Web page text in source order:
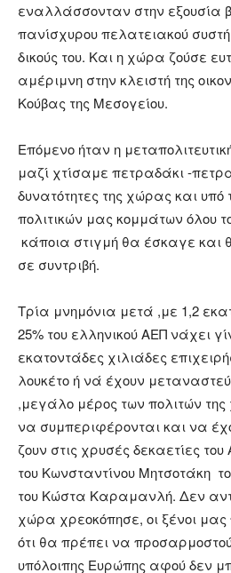
εναλλάσσονταν στην εξουσία
πανίσχυρου πελατειακού
δικούς του. Και η χώρα ζούσε
αμέριμνη στην κλειστή της
Κούβας της Μεσογείου.
Επόμενο ήταν η
μαζί χτίσαμε πετραδάκι -
δυνατότητες της χώρας και υπό
πολιτικών μας κομμάτων όλου
κάποια στιγμή θα έσκαγε και
σε συντριβή.
Τρία μνημόνια μετά ,με 1,2
25% του ελληνικού ΑΕΠ νάχει
εκατοντάδες χιλιάδες
λουκέτο ή νά έχουν
,μεγάλο μέρος των πολιτών
να συμπεριφέρονται και να
ζουν στις χρυσές δεκαετίες
του Κωνσταντίνου Μητσοτάκη
του Κώστα Καραμανλή. Δεν
χώρα χρεοκόπησε, οι ξένοι
ότι θα πρέπει να
υπόλοιπης Ευρώπης αφού δεν